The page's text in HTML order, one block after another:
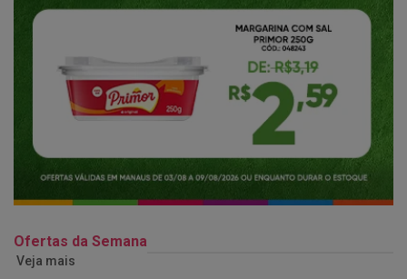
Ofertas da Semana
Veja mais